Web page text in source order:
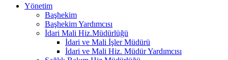
Yönetim
Başhekim
Başhekim Yardımcısı
İdari Mali Hiz.Müdürlüğü
İdari ve Mali İşler Müdürü
İdari ve Mali Hiz. Müdür Yardımcısı